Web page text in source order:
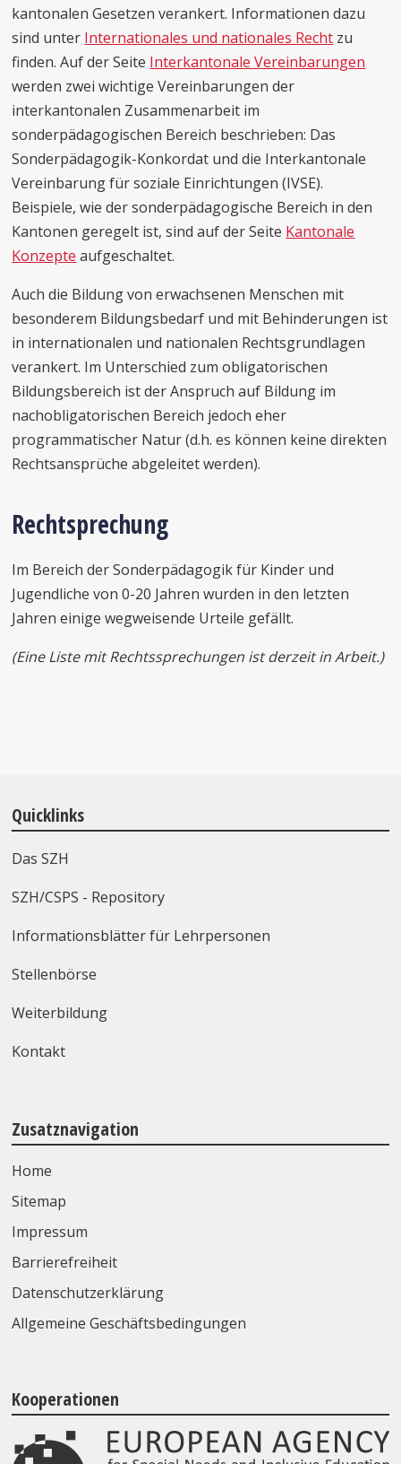
kantonalen Gesetzen verankert. Informationen dazu
sind unter Internationales und nationales Recht zu
finden. Auf der Seite Interkantonale Vereinbarungen
werden zwei wichtige Vereinbarungen der
interkantonalen Zusammenarbeit im
sonderpädagogischen Bereich beschrieben: Das
Sonderpädagogik-Konkordat und die Interkantonale
Vereinbarung für soziale Einrichtungen (IVSE).
Beispiele, wie der sonderpädagogische Bereich in den
Kantonen geregelt ist, sind auf der Seite Kantonale
Konzepte aufgeschaltet.
Auch die Bildung von erwachsenen Menschen mit
besonderem Bildungsbedarf und mit Behinderungen ist
in internationalen und nationalen Rechtsgrundlagen
verankert. Im Unterschied zum obligatorischen
Bildungsbereich ist der Anspruch auf Bildung im
nachobligatorischen Bereich jedoch eher
programmatischer Natur (d.h. es können keine direkten
Rechtsansprüche abgeleitet werden).
Rechtsprechung
Im Bereich der Sonderpädagogik für Kinder und
Jugendliche von 0-20 Jahren wurden in den letzten
Jahren einige wegweisende Urteile gefällt.
(Eine Liste mit Rechtssprechungen ist derzeit in Arbeit.)
Quicklinks
Das SZH
SZH/CSPS - Repository
Informationsblätter für Lehrpersonen
Stellenbörse
Weiterbildung
Kontakt
Zusatznavigation
Home
Sitemap
Impressum
Barrierefreiheit
Datenschutzerklärung
Allgemeine Geschäftsbedingungen
Kooperationen